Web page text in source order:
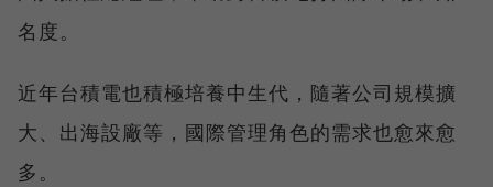
名度。
近年台積電也積極培養中生代，隨著公司規模擴
大、出海設廠等，國際管理角色的需求也愈來愈
多。